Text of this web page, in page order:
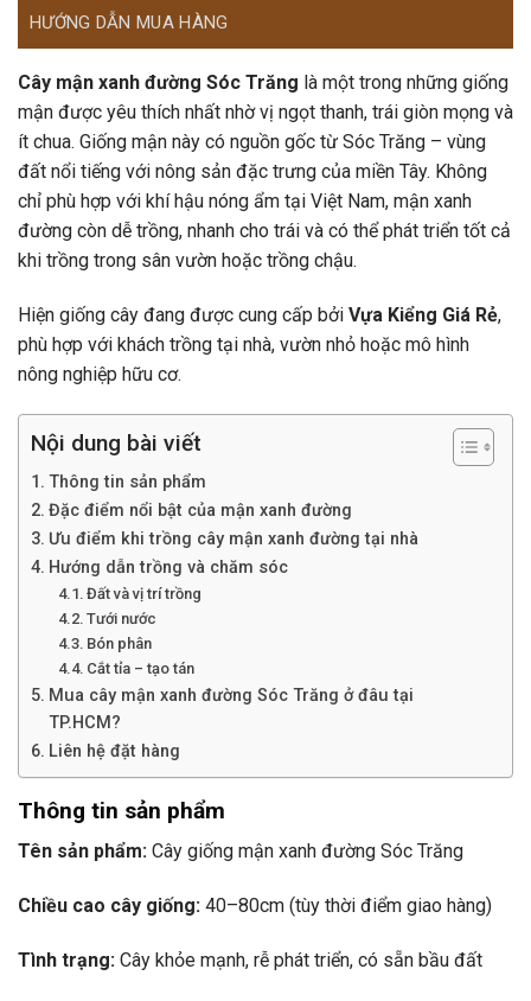
HƯỚNG DẪN MUA HÀNG
Cây mận xanh đường Sóc Trăng là một trong những giống
mận được yêu thích nhất nhờ vị ngọt thanh, trái giòn mọng và
ít chua. Giống mận này có nguồn gốc từ Sóc Trăng – vùng
đất nổi tiếng với nông sản đặc trưng của miền Tây. Không
chỉ phù hợp với khí hậu nóng ẩm tại Việt Nam, mận xanh
đường còn dễ trồng, nhanh cho trái và có thể phát triển tốt cả
khi trồng trong sân vườn hoặc trồng chậu.
Hiện giống cây đang được cung cấp bởi Vựa Kiểng Giá Rẻ,
phù hợp với khách trồng tại nhà, vườn nhỏ hoặc mô hình
nông nghiệp hữu cơ.
Nội dung bài viết
Thông tin sản phẩm
Đặc điểm nổi bật của mận xanh đường
Ưu điểm khi trồng cây mận xanh đường tại nhà
Hướng dẫn trồng và chăm sóc
Đất và vị trí trồng
Tưới nước
Bón phân
Cắt tỉa – tạo tán
Mua cây mận xanh đường Sóc Trăng ở đâu tại
TP.HCM?
Liên hệ đặt hàng
Thông tin sản phẩm
Tên sản phẩm: Cây giống mận xanh đường Sóc Trăng
Chiều cao cây giống: 40–80cm (tùy thời điểm giao hàng)
Tình trạng: Cây khỏe mạnh, rễ phát triển, có sẵn bầu đất